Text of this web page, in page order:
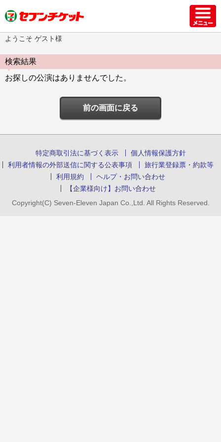
ようこそ ゲスト様
検索結果
お探しの公演はありませんでした。
前の画面に戻る
特定商取引法に基づく表示
個人情報保護方針
利用者情報の外部送信に関する公表事項
旅行業登録票・約款等
利用規約
ヘルプ・お問い合わせ
【企業様向け】お問い合わせ
Copyright(C) Seven-Eleven Japan Co.,Ltd. All Rights Reserved.